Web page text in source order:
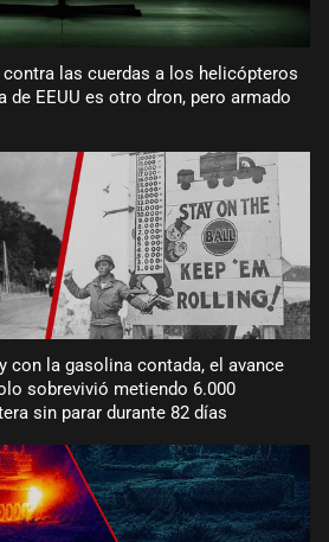
las cuerdas a los helicópteros
de EEUU es otro dron, pero armado
con la gasolina contada, el avance
sobrevivió metiendo 6.000
sin parar durante 82 días